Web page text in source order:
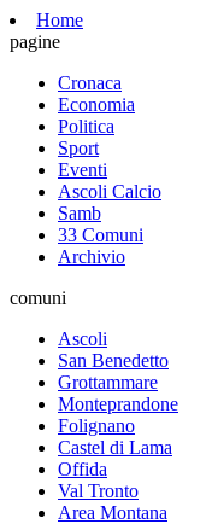
Home
pagine
Cronaca
Economia
Politica
Sport
Eventi
Ascoli Calcio
Samb
33 Comuni
Archivio
comuni
Ascoli
San Benedetto
Grottammare
Monteprandone
Folignano
Castel di Lama
Offida
Val Tronto
Area Montana